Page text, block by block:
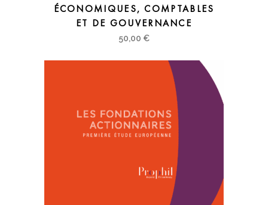
ÉCONOMIQUES, COMPTABLES
ET DE GOUVERNANCE
50,00 €